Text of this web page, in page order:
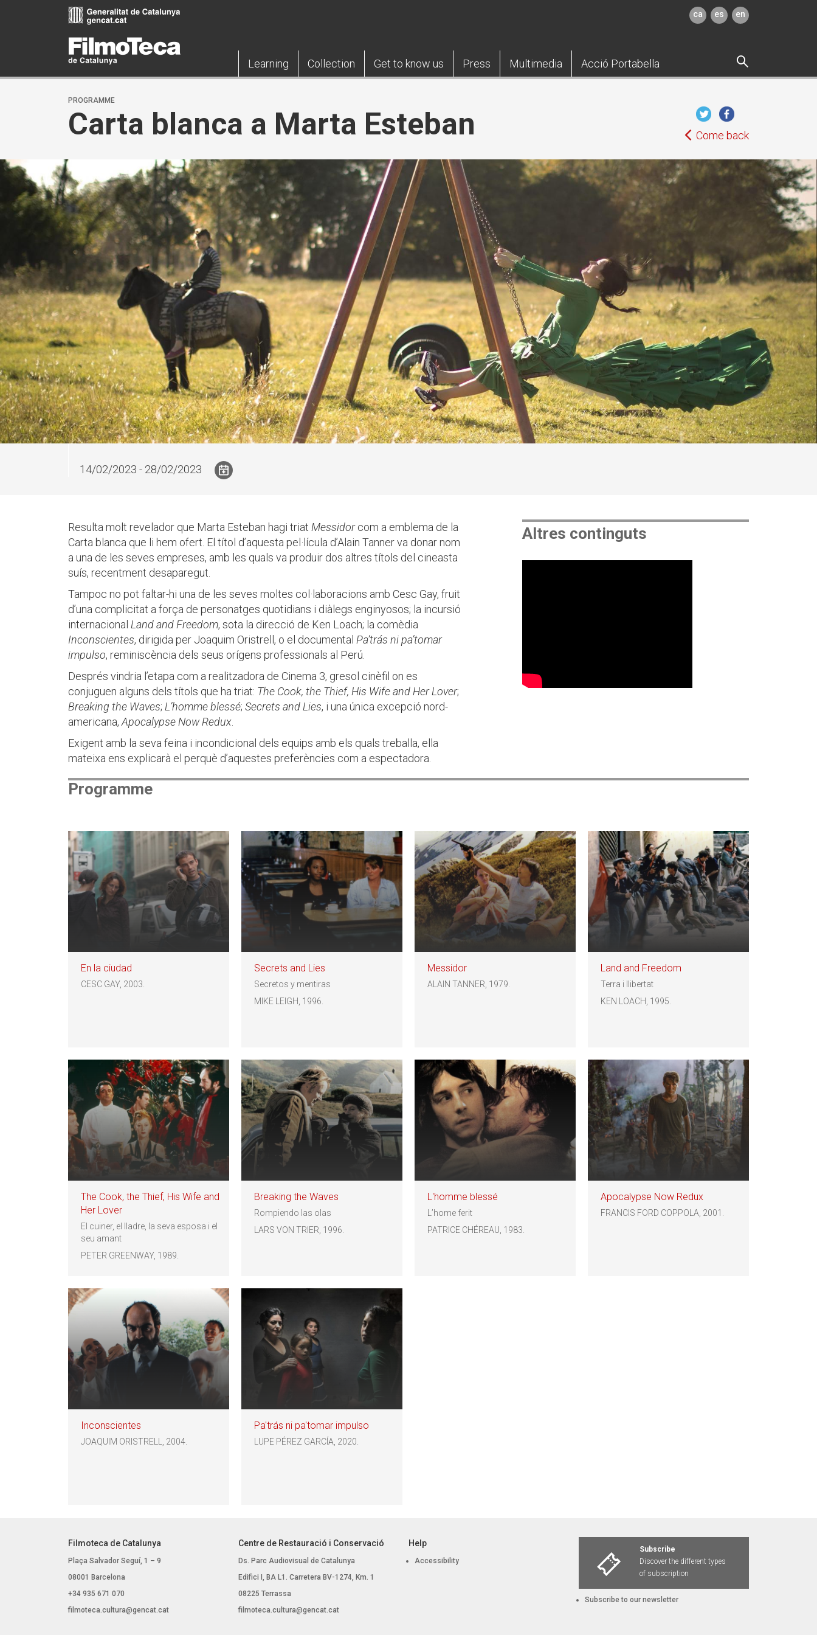
ca es en
Learning Collection Get to know us Press Multimedia Acció Portabella
PROGRAMME
Carta blanca a Marta Esteban Come back
14/02/2023 - 28/02/2023
Resulta molt revelador que Marta Esteban hagi triat Messidorcom a emblema de la
Carta blanca que li hem ofert. El títol d’aquesta pel·lícula d’Alain Tanner va donar nom
a una de les seves empreses, amb les quals va produir dos altres títols del cineasta
suís, recentment desaparegut.
Tampoc no pot faltar-hi una de les seves moltes col·laboracions amb Cesc Gay, fruit
d’una complicitat a força de personatges quotidians i diàlegs enginyosos; la incursió
internacional Land and Freedom, sota la direcció de Ken Loach; la comèdia
Inconscientes, dirigida per Joaquim Oristrell, o el documental Pa’trás ni pa’tomar
impulso, reminiscència dels seus orígens professionals al Perú.
Després vindria l’etapa com a realitzadora de Cinema 3, gresol cinèfil on es
conjuguen alguns dels títols que ha triat: The Cook, the Thief, His Wife and Her Lover;
Breaking the Waves; L’homme blessé; Secrets and Lies, i una única excepció nord-
americana, Apocalypse Now Redux
Exigent amb la seva feina i incondicional dels equips amb els quals treballa, ella
mateixa ens explicarà el perquè d’aquestes preferències com a espectadora.
Altres continguts
Programme
En la ciudad
CESC GAY, 2003.
Secrets and Lies
Secretos y mentiras
MIKE LEIGH, 1996.
Messidor
ALAIN TANNER, 1979.
Land and Freedom
Terra i llibertat
KEN LOACH, 1995.
The Cook, the Thief, His Wife and
Her Lover
El cuiner, el lladre, la seva esposa i el
seu amant
PETER GREENWAY, 1989.
Breaking the Waves
Rompiendo las olas
LARS VON TRIER, 1996.
L'homme blessé
L’home ferit
PATRICE CHÉREAU, 1983.
Apocalypse Now Redux
FRANCIS FORD COPPOLA, 2001.
Inconscientes
JOAQUIM ORISTRELL, 2004.
Pa'trás ni pa'tomar impulso
LUPE PÉREZ GARCÍA, 2020.
Filmoteca de Catalunya
Plaça Salvador Seguí, 1 – 9
08001 Barcelona
+34 935 671 070
filmoteca.cultura@gencat.cat
Centre de Restauració i Conservació
Ds. Parc Audiovisual de Catalunya
Edifici I, BA L1. Carretera BV-1274, Km. 1
08225 Terrassa
filmoteca.cultura@gencat.cat
Help
Accessibility
Subscribe
Discover the different types
of subscription
Subscribe to our newsletter